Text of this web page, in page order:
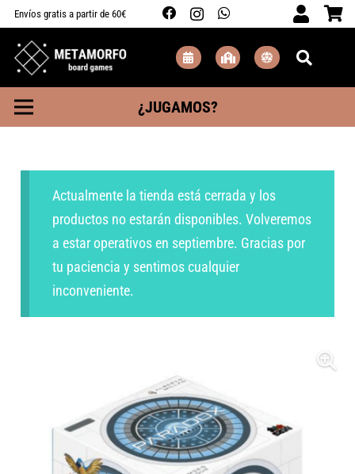
Envíos gratis a partir de 60€
¿JUGAMOS?
Actualmente la tienda está cerrada y los
productos no estarán disponibles. Volveremos
a estar operativos en septiembre. Gracias por
tu paciencia y sentimos cualquier
inconveniente.